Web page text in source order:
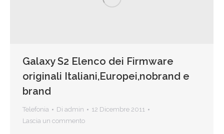
Galaxy S2 Elenco dei Firmware
originali Italiani,Europei,nobrand e
brand
Telefonia Di admin
12 Dicembre 2011
Lascia un commento